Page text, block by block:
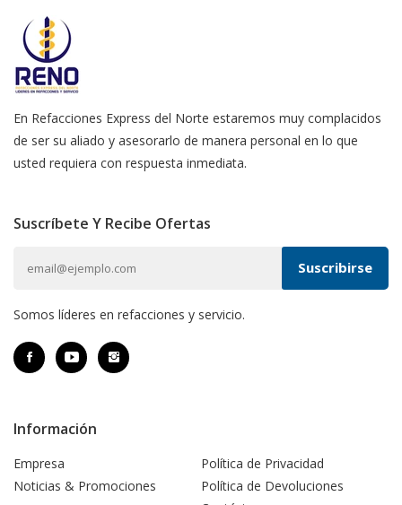
En Refacciones Express del Norte estaremos muy complacidos
de ser su aliado y asesorarlo de manera personal en lo que
usted requiera con respuesta inmediata.
Suscríbete Y Recibe Ofertas
Somos líderes en refacciones y servicio.
Información
Empresa
Noticias & Promociones
Política de Privacidad
Política de Devoluciones